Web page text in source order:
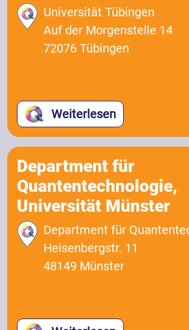
Universität Tübingen
Auf der Morgenstelle 14
72076 Tübingen
Weiterlesen
Department für
Quantentechnologie,
Universität Münster
Department für
Heisenbergstr. 11
48149 Münster